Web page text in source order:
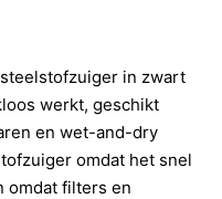
steelstofzuiger in zwart
werkt, geschikt
en wet-and-dry
omdat het snel
omdat filters en